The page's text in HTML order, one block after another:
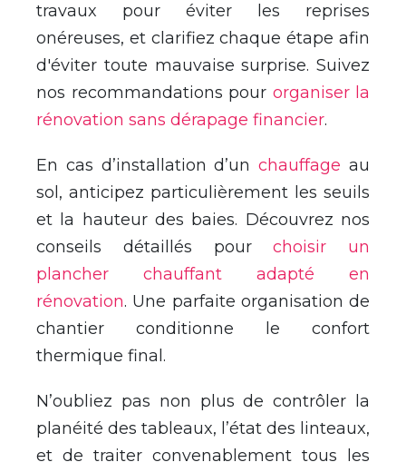
travaux pour éviter les reprises
onéreuses, et clarifiez chaque étape afin
d'éviter toute mauvaise surprise. Suivez
nos recommandations pour organiser la
rénovation sans dérapage financier.
En cas d’installation d’unchauffage au
sol, anticipez particulièrement les seuils
et la hauteur des baies. Découvrez nos
conseils détaillés pourchoisir un
plancher chauffant adapté en
rénovation. Une parfaite organisation de
chantier conditionne le confort
thermique final.
N’oubliez pas non plus de contrôler la
planéité des tableaux, l’état des linteaux,
et de traiter convenablement tous les